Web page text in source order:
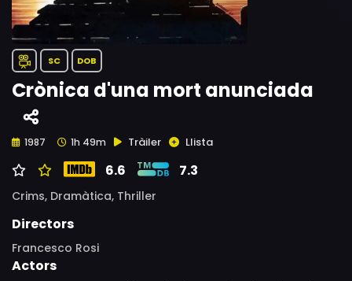
SC DOB
Crònica d'una mort anunciada
1987 1h 49m Tràiler Llista
6.6 7.3
Crims, Dramàtica, Thriller
Directors
Francesco Rosi
Actors